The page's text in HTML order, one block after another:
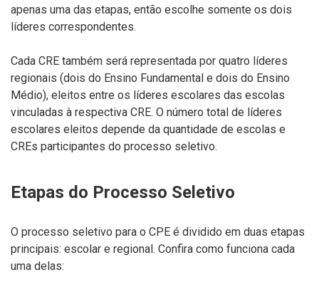
apenas uma das etapas, então escolhe somente os dois
líderes correspondentes.
Cada CRE também será representada por quatro líderes
regionais (dois do Ensino Fundamental e dois do Ensino
Médio), eleitos entre os líderes escolares das escolas
vinculadas à respectiva CRE. O número total de líderes
escolares eleitos depende da quantidade de escolas e
CREs participantes do processo seletivo.
Etapas do Processo Seletivo
O processo seletivo para o CPE é dividido em duas etapas
principais: escolar e regional. Confira como funciona cada
uma delas: